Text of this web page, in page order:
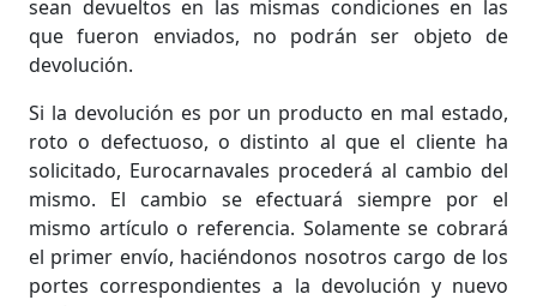
sean devueltos en las mismas condiciones en las
que fueron enviados, no podrán ser objeto de
devolución.
Si la devolución es por un producto en mal estado,
roto o defectuoso, o distinto al que el cliente ha
solicitado, Eurocarnavales procederá al cambio del
mismo. El cambio se efectuará siempre por el
mismo artículo o referencia. Solamente se cobrará
el primer envío, haciéndonos nosotros cargo de los
portes correspondientes a la devolución y nuevo